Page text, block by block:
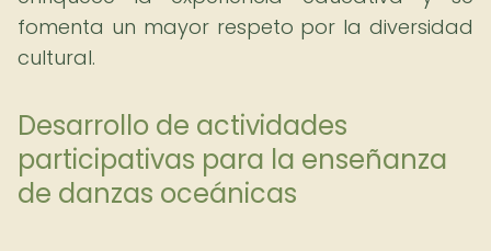
fomenta un mayor respeto por la diversidad
cultural.
Desarrollo de actividades
participativas para la enseñanza
de danzas oceánicas